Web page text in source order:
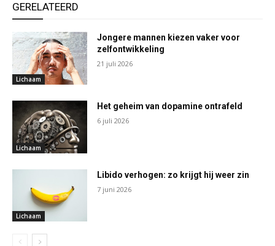
GERELATEERD
Lichaam
Jongere mannen kiezen vaker voor
zelfontwikkeling
21 juli 2026
Lichaam
Het geheim van dopamine ontrafeld
6 juli 2026
Lichaam
Libido verhogen: zo krijgt hij weer zin
7 juni 2026